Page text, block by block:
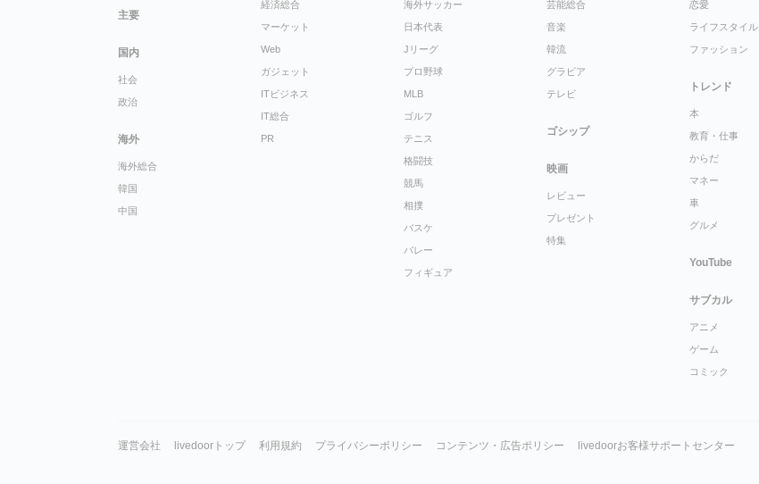
主要
国内
社会
政治
海外
海外総合
韓国
中国
経済総合
マーケット
Web
ガジェット
ITビジネス
IT総合
PR
海外サッカー
日本代表
Jリーグ
プロ野球
MLB
ゴルフ
テニス
格闘技
競馬
相撲
バスケ
バレー
フィギュア
芸能総合
音楽
韓流
グラビア
テレビ
ゴシップ
映画
レビュー
プレゼント
特集
恋愛
ライフスタイル
ファッション
トレンド
本
教育・仕事
からだ
マネー
車
グルメ
YouTube
サブカル
アニメ
ゲーム
コミック
運営会社 livedoorトップ 利用規約 プライバシーポリシー コンテンツ・広告ポリシー livedoorお客様サポートセンター